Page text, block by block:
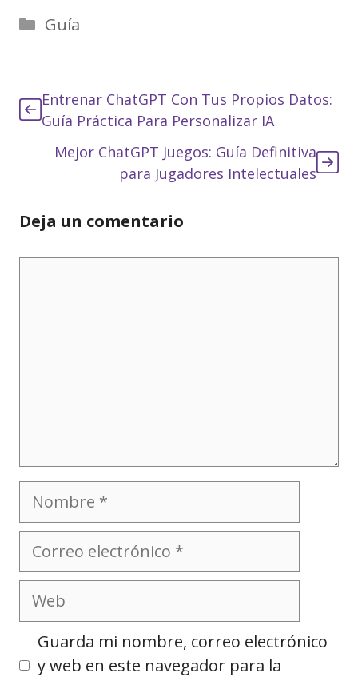
Categorías
Guía
Entrenar ChatGPT Con Tus Propios Datos:
Guía Práctica Para Personalizar IA
Mejor ChatGPT Juegos: Guía Definitiva
para Jugadores Intelectuales
Deja un comentario
Nombre
Correo
Web
Guarda mi nombre, correo electrónico
y web en este navegador para la